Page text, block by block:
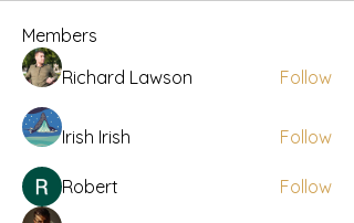
Members
Richard Lawson
Follow
Irish Irish Follow
Robert Follow